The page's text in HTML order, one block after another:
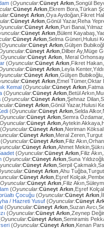
(Oyuncular:Cüneyt Arkın ,Songül
Cüneyt Arkın ,Ekrem Bora,Türkan
Cüneyt Arkın ,Oya Aydoğan,Fikret
Cüneyt Arkın ,Gönül Yazar,Reha
Cüneyt Arkın ,Puri
Cüneyt Arkın ,Bülent
Cüneyt Arkın ,Selma Güneri,Hulusi
(Oyuncular:Cüneyt Arkın ,Gülşen
Cüneyt Arkın ,Dilber Ay,Müge
Oyuncular:Cüneyt Arkın , Meral
(Oyuncular:Cüneyt Arkın ,Fikret
Cüneyt Arkın ,Leyla
Cüneyt Arkın ,Gülşen
Cüneyt Arkın ,Emel
Kemal (Oyuncular:Cüneyt Arkın
(Oyuncular:Cüneyt Arkın ,Betül
(Oyuncular:Cüneyt Arkın ,Şehnaz
Cüneyt Arkın ,Gönül Yazar,Hulusi
(Oyuncular:Cüneyt Arkın ,Selda
Oyuncular:Cüneyt Arkın ,Semra
Oyuncular:Cüneyt Arkın ,Aytekin
(Oyuncular:Cüneyt Arkın ,Neriman
Cüneyt Arkın ,Meral
(Oyuncular:Cüneyt Arkın ,Filiz
Cüneyt Arkın ,Ahmet
(Oyuncular:Cüneyt Arkın ,Filiz
(Oyuncular:Cüneyt Arkın ,Suna
Cüneyt Arkın ,Serpil
Cüneyt Arkın ,Ahu
Cüneyt Arkın ,Eşref
Oyuncular:Cüneyt Arkın ,Filiz
(Oyuncular:Cüneyt Arkın ,Eşref
Çocuğu (Oyuncular:Cüneyt Arkın
/ Hazreti Yusuf (Oyuncular:Cüneyt
(Oyuncular:Cüneyt Arkın ,Suzan
(Oyuncular:Cüneyt Arkın ,Zeynep
Oyuncular:Cüneyt Arkın ,Semiramis
(Oyuncular:Cüneyt Arkın ,Kenan